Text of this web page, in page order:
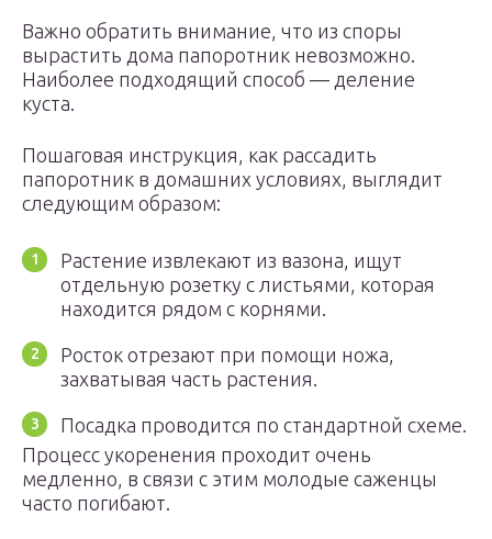
Важно обратить внимание, что из споры
вырастить дома папоротник невозможно.
Наиболее подходящий способ — деление
куста.
Пошаговая инструкция, как рассадить
папоротник в домашних условиях, выглядит
следующим образом:
Растение извлекают из вазона, ищут
отдельную розетку с листьями, которая
находится рядом с корнями.
Росток отрезают при помощи ножа,
захватывая часть растения.
Посадка проводится по стандартной схеме.
Процесс укоренения проходит очень
медленно, в связи с этим молодые саженцы
часто погибают.